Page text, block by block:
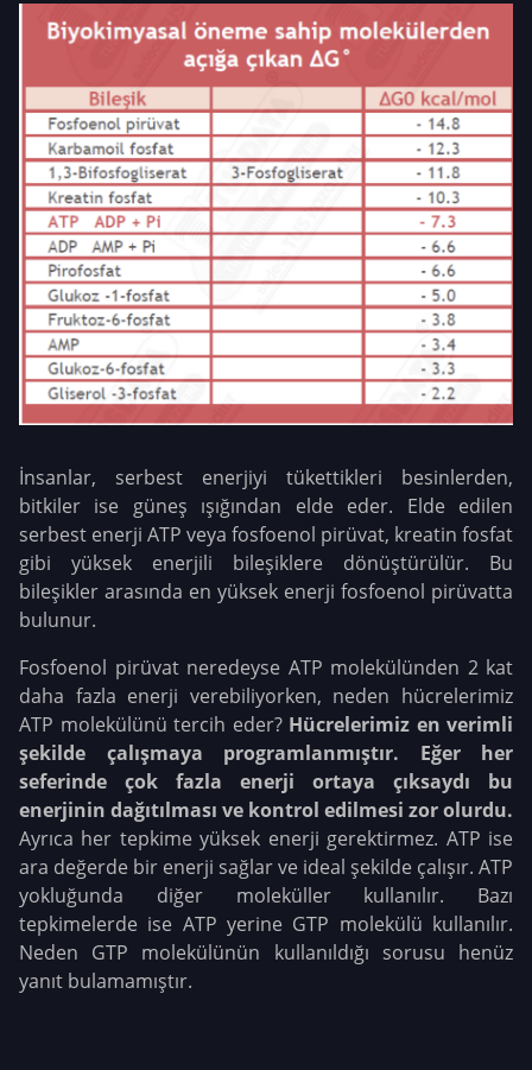
İnsanlar, serbest enerjiyi tükettikleri besinlerden,
bitkiler ise güneş ışığından elde eder. Elde edilen
serbest enerji ATP veya fosfoenol pirüvat, kreatin fosfat
gibi yüksek enerjili bileşiklere dönüştürülür. Bu
bileşikler arasında en yüksek enerji fosfoenol pirüvatta
bulunur.
Fosfoenol pirüvat neredeyse ATP molekülünden 2 kat
daha fazla enerji verebiliyorken, neden hücrelerimiz
ATP molekülünü tercih eder? Hücrelerimiz en verimli
şekilde çalışmaya programlanmıştır. Eğer her
seferinde çok fazla enerji ortaya çıksaydı bu
enerjinin dağıtılması ve kontrol edilmesi zor olurdu.
Ayrıca her tepkime yüksek enerji gerektirmez. ATP ise
ara değerde bir enerji sağlar ve ideal şekilde çalışır. ATP
yokluğunda diğer moleküller kullanılır. Bazı
tepkimelerde ise ATP yerine GTP molekülü kullanılır.
Neden GTP molekülünün kullanıldığı sorusu henüz
yanıt bulamamıştır.